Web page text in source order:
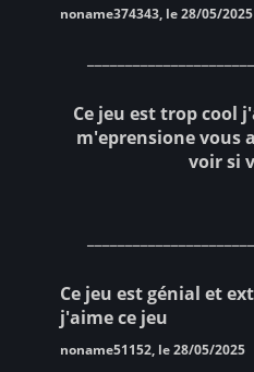
noname374343, le 28/05/2025
Ce jeu est trop cool
m'eprensione vous
voir si
Ce jeu est génial et
j'aime ce jeu
noname51152, le 28/05/2025